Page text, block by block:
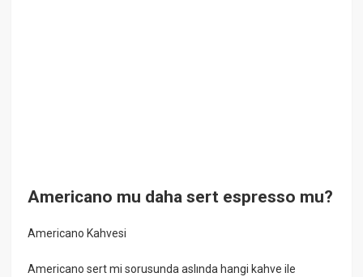
Americano mu daha sert espresso mu?
Americano Kahvesi
Americano sert mi sorusunda aslında hangi kahve ile